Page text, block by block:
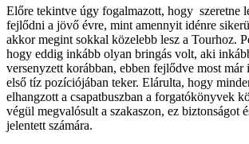
Előre tekintve úgy fogalmazott, hogy szeretne
fejlődni a jövő évre, mint amennyit idénre
akkor megint sokkal közelebb lesz a Tourhoz.
hogy eddig inkább olyan bringás volt, aki
versenyzett korábban, ebben fejlődve most már
első tíz pozíciójában teker. Elárulta, hogy
elhangzott a csapatbuszban a forgatókönyvek
végül megvalósult a szakaszon, ez biztonságot
jelentett számára.